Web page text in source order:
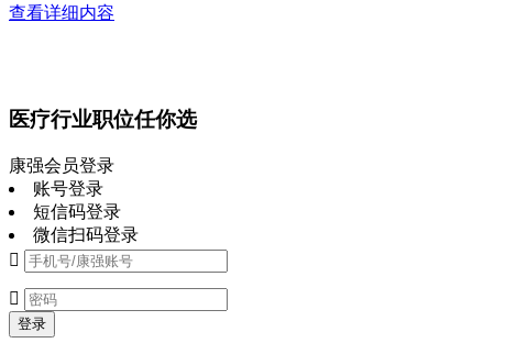
查看详细内容
医疗行业职位任你选
康强会员登录
账号登录
短信码登录
微信扫码登录


登录